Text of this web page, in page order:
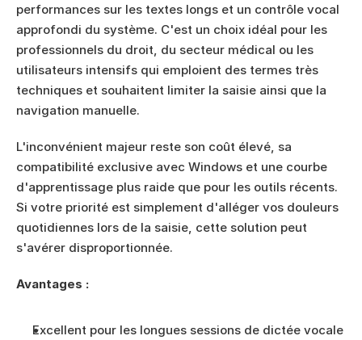
performances sur les textes longs et un contrôle vocal
approfondi du système. C'est un choix idéal pour les
professionnels du droit, du secteur médical ou les
utilisateurs intensifs qui emploient des termes très
techniques et souhaitent limiter la saisie ainsi que la
navigation manuelle.
L'inconvénient majeur reste son coût élevé, sa
compatibilité exclusive avec Windows et une courbe
d'apprentissage plus raide que pour les outils récents.
Si votre priorité est simplement d'alléger vos douleurs
quotidiennes lors de la saisie, cette solution peut
s'avérer disproportionnée.
Avantages :
Excellent pour les longues sessions de dictée vocale